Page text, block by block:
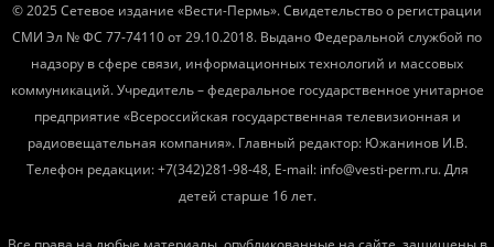
© 2025 Сетевое издание «Вести-Пермь». Свидетельство о регистрации
СМИ Эл № ФС 77-74110 от 29.10.2018. Выдано Федеральной службой по
надзору в сфере связи, информационных технологий и массовых
коммуникаций. Учредитель – федеральное государственное унитарное
предприятие «Всероссийская государственная телевизионная и
радиовещательная компания». Главный редактор: Южанинов И.В.
Телефон редакции: +7(342)281-98-48, E-mail: info@vesti-perm.ru. Для
детей старше 16 лет.